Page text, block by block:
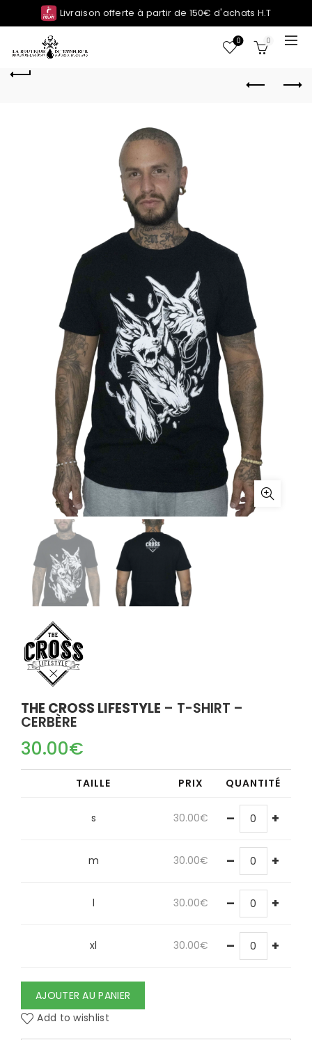
Livraison offerte à partir de 150€ d'achats H.T
0 0
THE CROSS LIFESTYLE – T-SHIRT –
CERBÈRE
30.00€
TAILLE PRIX QUANTITÉ
s 30.00€ – +
m 30.00€ – +
l 30.00€ – +
xl 30.00€ – +
AJOUTER AU PANIER
Add to wishlist